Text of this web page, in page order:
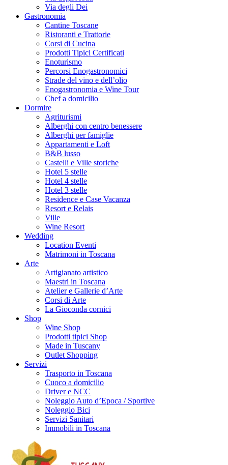
Via degli Dei
Gastronomia
Cantine Toscane
Ristoranti e Trattorie
Corsi di Cucina
Prodotti Tipici Certificati
Enoturismo
Percorsi Enogastronomici
Strade del vino e dell’olio
Enogastronomia e Wine Tour
Chef a domicilio
Dormire
Agriturismi
Alberghi con centro benessere
Alberghi per famiglie
Appartamenti e Loft
B&B lusso
Castelli e Ville storiche
Hotel 5 stelle
Hotel 4 stelle
Hotel 3 stelle
Residence e Case Vacanza
Resort e Relais
Ville
Wine Resort
Wedding
Location Eventi
Matrimoni in Toscana
Arte
Artigianato artistico
Maestri in Toscana
Atelier e Gallerie d’Arte
Corsi di Arte
La Gioconda cornici
Shop
Wine Shop
Prodotti tipici Shop
Made in Tuscany
Outlet Shopping
Servizi
Trasporto in Toscana
Cuoco a domicilio
Driver e NCC
Noleggio Auto d’Epoca / Sportive
Noleggio Bici
Servizi Sanitari
Immobili in Toscana